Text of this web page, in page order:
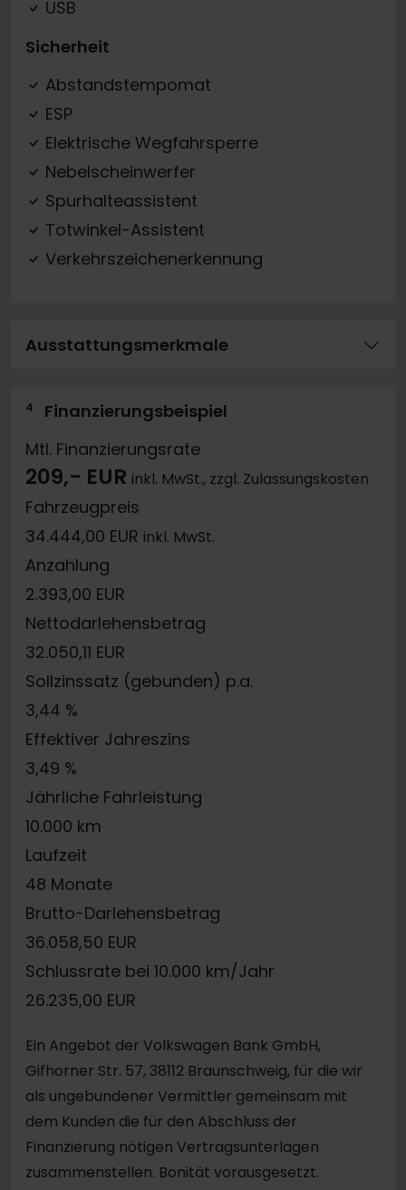
USB
Sicherheit
Abstandstempomat
ESP
Elektrische Wegfahrsperre
Nebelscheinwerfer
Spurhalteassistent
Totwinkel-Assistent
Verkehrszeichenerkennung
Ausstattungsmerkmale
4
Finanzierungsbeispiel
Mtl. Finanzierungsrate
209,- EUR inkl. MwSt., zzgl. Zulassungskosten
Fahrzeugpreis
34.444,00 EUR inkl. MwSt.
Anzahlung
2.393,00 EUR
Nettodarlehensbetrag
32.050,11 EUR
Sollzinssatz (gebunden) p.a.
3,44 %
Effektiver Jahreszins
3,49 %
Jährliche Fahrleistung
10.000 km
Laufzeit
48 Monate
Brutto-Darlehensbetrag
36.058,50 EUR
Schlussrate bei 10.000 km/Jahr
26.235,00 EUR
Ein Angebot der Volkswagen Bank GmbH,
Gifhorner Str. 57, 38112 Braunschweig, für die wir
als ungebundener Vermittler gemeinsam mit
dem Kunden die für den Abschluss der
Finanzierung nötigen Vertragsunterlagen
zusammenstellen. Bonität vorausgesetzt.